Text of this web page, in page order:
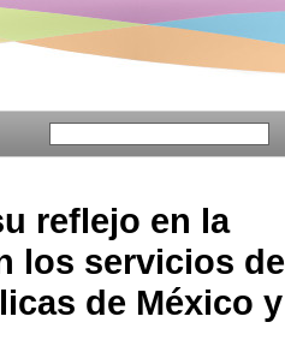
reflejo en la
los servicios de
de México y